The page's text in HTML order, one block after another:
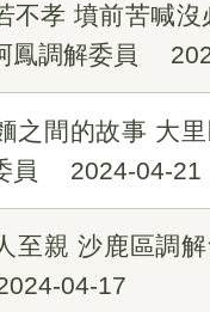
不孝 墳前苦喊沒
鳳調解委員
之間的故事 大
員
2024-04-21
至親 沙鹿區調
04-17